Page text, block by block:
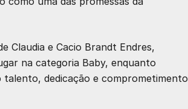
Claudia e Cacio Brandt Endres,
na categoria Baby, enquanto
talento, dedicação e comprometimento